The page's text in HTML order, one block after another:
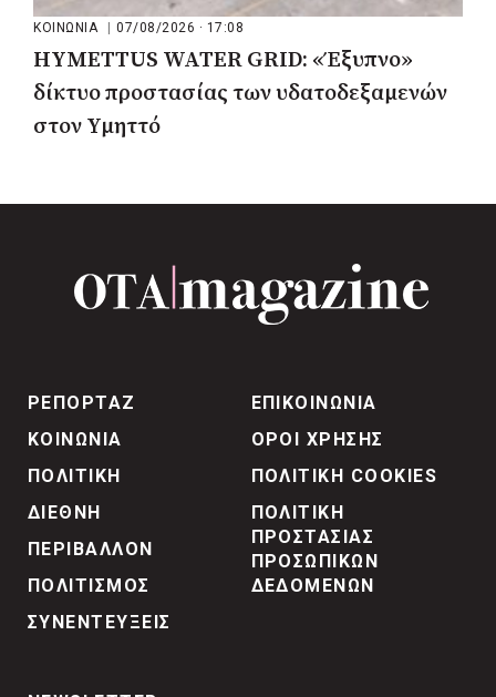
ΚΟΙΝΩΝΙΑ 07/08/2026 · 17:08
HYMETTUS WATER GRID: «Έξυπνο»
δίκτυο προστασίας των υδατοδεξαμενών
στον Υμηττό
ΡΕΠΟΡΤΑΖ
ΚΟΙΝΩΝΙΑ
ΠΟΛΙΤΙΚΗ
ΔΙΕΘΝΗ
ΠΕΡΙΒΑΛΛΟΝ
ΠΟΛΙΤΙΣΜΟΣ
ΣΥΝΕΝΤΕΥΞΕΙΣ
ΕΠΙΚΟΙΝΩΝΙΑ
ΟΡΟΙ ΧΡΗΣΗΣ
ΠΟΛΙΤΙΚΗ COOKIES
ΠΟΛΙΤΙΚΗ
ΠΡΟΣΤΑΣΙΑΣ
ΠΡΟΣΩΠΙΚΩΝ
ΔΕΔΟΜΕΝΩΝ